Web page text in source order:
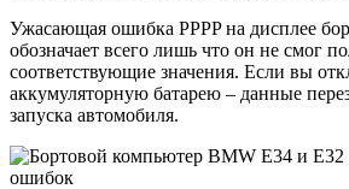
Ужасающая ошибка PPPP на дисплее
обозначает всего лишь что он не смог
соответствующие значения. Если вы
аккумуляторную батарею – данные
запуска автомобиля.